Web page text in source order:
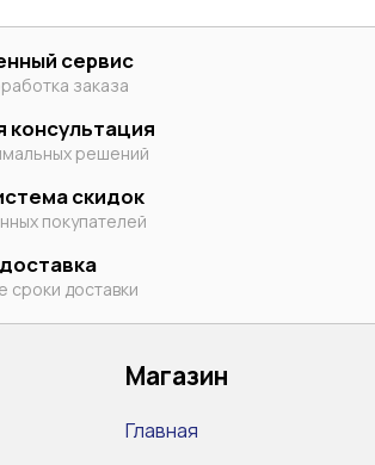
сервис
заказа
консультация
решений
скидок
покупателей
сроки доставки
Магазин
Главная